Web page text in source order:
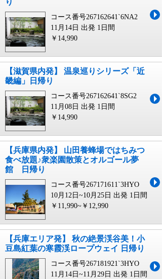
コース番号267162641`6NA2
11月14日 出発 1日間
￥14,990
【滋賀県内発】 温泉巡りシリーズ「近
畿編」日帰り
コース番号267162641`8SG2
11月08日 出発 1日間
￥14,990
【兵庫県内発】 山田養蜂場ではちみつ
食べ放題♪衆楽園散策とオルゴール夢
館 日帰り
コース番号267171611`3HYO
10月12日~10月25日 出発 1日間
￥11,990~￥12,990
【兵庫エリア発】 秋の絶景渓谷美！小
豆島紅葉の寒霞渓ロープウェイ 日帰り
コース番号267181921`3HYO
11月14日~11月29日 出発 1日間